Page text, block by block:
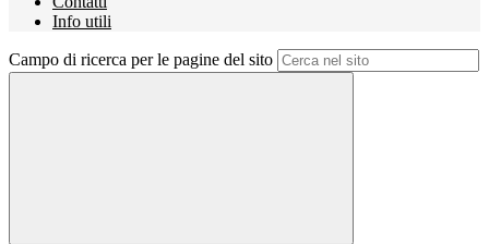
Info utili
Campo di ricerca per le pagine del sito